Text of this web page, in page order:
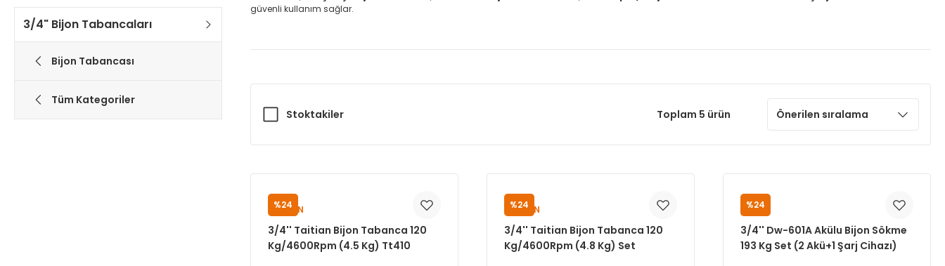
3/4" Bijon Tabancaları
Bijon Tabancası
Tüm Kategoriler
güvenli kullanım sağlar.
Stoktakiler Toplam 5 ürün
%24
TAITIAN
3/4'' Taitian Bijon Tabanca 120
Kg/4600Rpm (4.5 Kg) Tt410
%24
TAITIAN
3/4'' Taitian Bijon Tabanca 120
Kg/4600Rpm (4.8 Kg) Set
%24
M7
3/4'' Dw-601A Akülu Bijon Sökme
193 Kg Set (2 Akü+1 Şarj Cihazı)